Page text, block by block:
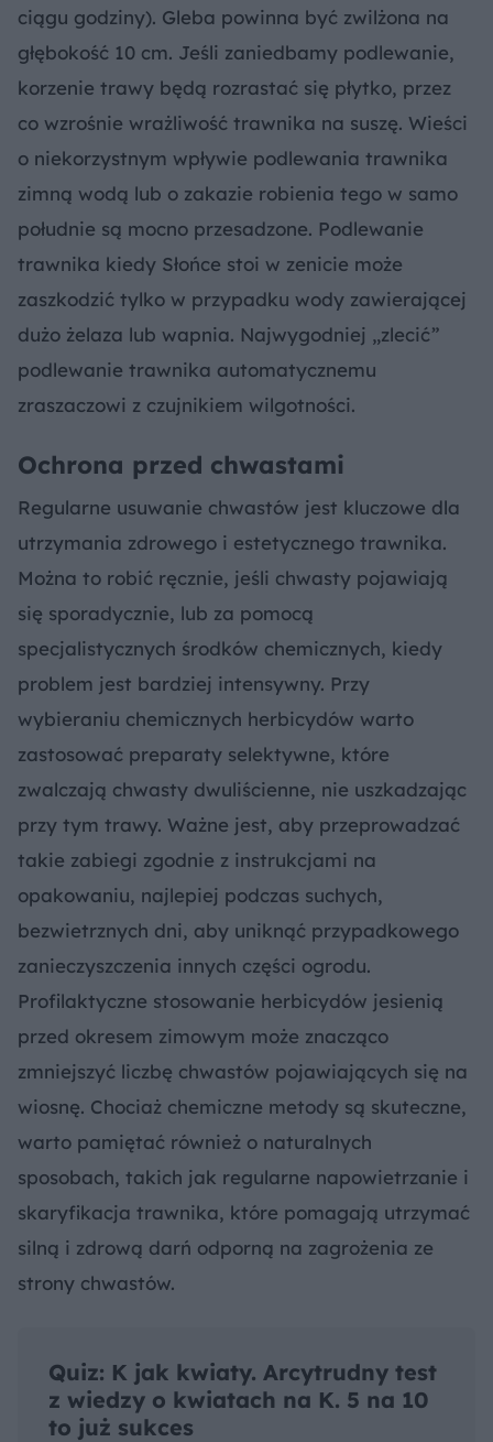
ciągu godziny). Gleba powinna być zwilżona na
głębokość 10 cm. Jeśli zaniedbamy podlewanie,
korzenie trawy będą rozrastać się płytko, przez
co wzrośnie wrażliwość trawnika na suszę. Wieści
o niekorzystnym wpływie podlewania trawnika
zimną wodą lub o zakazie robienia tego w samo
południe są mocno przesadzone. Podlewanie
trawnika kiedy Słońce stoi w zenicie może
zaszkodzić tylko w przypadku wody zawierającej
dużo żelaza lub wapnia. Najwygodniej „zlecić”
podlewanie trawnika automatycznemu
zraszaczowi z czujnikiem wilgotności.
Ochrona przed chwastami
Regularne usuwanie chwastów jest kluczowe dla
utrzymania zdrowego i estetycznego trawnika.
Można to robić ręcznie, jeśli chwasty pojawiają
się sporadycznie, lub za pomocą
specjalistycznych środków chemicznych, kiedy
problem jest bardziej intensywny. Przy
wybieraniu chemicznych herbicydów warto
zastosować preparaty selektywne, które
zwalczają chwasty dwuliścienne, nie uszkadzając
przy tym trawy. Ważne jest, aby przeprowadzać
takie zabiegi zgodnie z instrukcjami na
opakowaniu, najlepiej podczas suchych,
bezwietrznych dni, aby uniknąć przypadkowego
zanieczyszczenia innych części ogrodu.
Profilaktyczne stosowanie herbicydów jesienią
przed okresem zimowym może znacząco
zmniejszyć liczbę chwastów pojawiających się na
wiosnę. Chociaż chemiczne metody są skuteczne,
warto pamiętać również o naturalnych
sposobach, takich jak regularne napowietrzanie i
skaryfikacja trawnika, które pomagają utrzymać
silną i zdrową darń odporną na zagrożenia ze
strony chwastów.
Quiz: K jak kwiaty. Arcytrudny test
z wiedzy o kwiatach na K. 5 na 10
to już sukces